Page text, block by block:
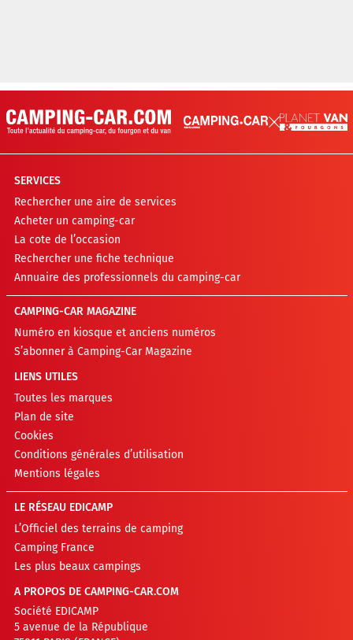
SERVICES
Rechercher une aire de services
Acheter un camping-car
La cote de l’occasion
Rechercher une fiche technique
Annuaire des professionnels du camping-car
CAMPING-CAR MAGAZINE
Numéro en kiosque et anciens numéros
S’abonner à Camping-Car Magazine
LIENS UTILES
Toutes les marques
Plan de site
Cookies
Conditions générales d’utilisation
Mentions légales
LE RÉSEAU EDICAMP
L’Officiel des terrains de camping
Camping France
Les plus beaux campings
A PROPOS DE CAMPING-CAR.COM
Société EDICAMP
5 avenue de la République